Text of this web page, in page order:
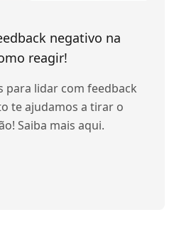
negativo na
reagir!
para lidar com feedback
te ajudamos a tirar o
Saiba mais aqui.